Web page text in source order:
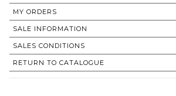
MY ORDERS
SALE INFORMATION
SALES CONDITIONS
RETURN TO CATALOGUE